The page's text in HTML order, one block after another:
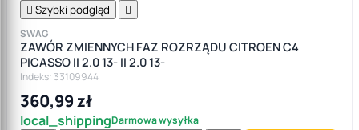
 Szybki podgląd 
SWAG
ZAWÓR ZMIENNYCH FAZ ROZRZĄDU CITROEN C4
PICASSO II 2.0 13- II 2.0 13-
Indeks: 33109944
360,99 zł
local_shippingDarmowa wysyłka